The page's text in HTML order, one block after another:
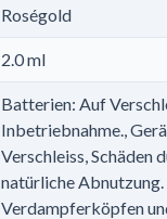
Roségold
2.0 ml
Batterien: Auf
Inbetriebnahme.,
Verschleiss, Schäden
natürliche
Verdampferköpfen